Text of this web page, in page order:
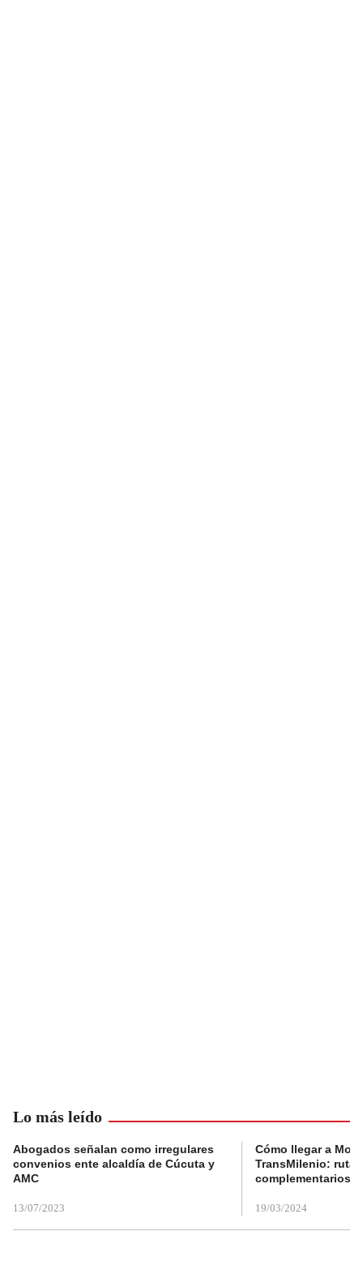
Lo más leído
Abogados señalan como irregulares
convenios ente alcaldía de Cúcuta y
AMC
13/07/2023
Cómo llegar a
TransMilenio:
complementarios
19/03/2024